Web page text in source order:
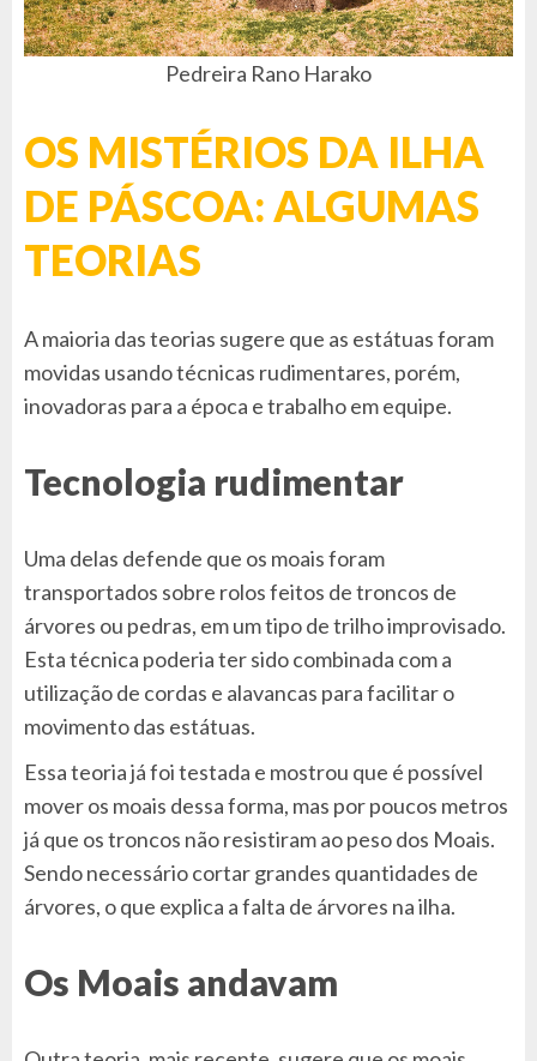
Pedreira Rano Harako
OS MISTÉRIOS DA ILHA
DE PÁSCOA: ALGUMAS
TEORIAS
A maioria das teorias sugere que as estátuas foram
movidas usando técnicas rudimentares, porém,
inovadoras para a época e trabalho em equipe.
Tecnologia rudimentar
Uma delas defende que os moais foram
transportados sobre rolos feitos de troncos de
árvores ou pedras, em um tipo de trilho improvisado.
Esta técnica poderia ter sido combinada com a
utilização de cordas e alavancas para facilitar o
movimento das estátuas.
Essa teoria já foi testada e mostrou que é possível
mover os moais dessa forma, mas por poucos metros
já que os troncos não resistiram ao peso dos Moais.
Sendo necessário cortar grandes quantidades de
árvores, o que explica a falta de árvores na ilha.
Os Moais andavam